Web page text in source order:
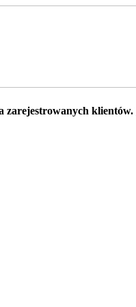
zarejestrowanych klientów.